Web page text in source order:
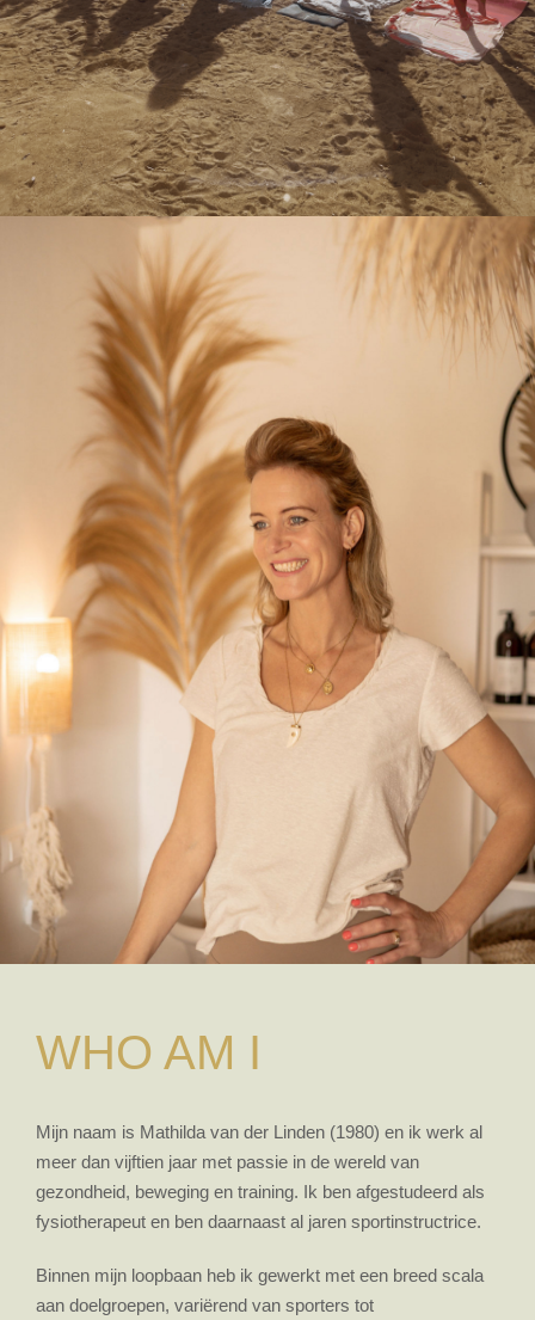
WHO AM I
Mijn naam is Mathilda van der Linden (1980) en ik werk al
meer dan vijftien jaar met passie in de wereld van
gezondheid, beweging en training. Ik ben afgestudeerd als
fysiotherapeut en ben daarnaast al jaren sportinstructrice.
Binnen mijn loopbaan heb ik gewerkt met een breed scala
aan doelgroepen, variërend van sporters tot